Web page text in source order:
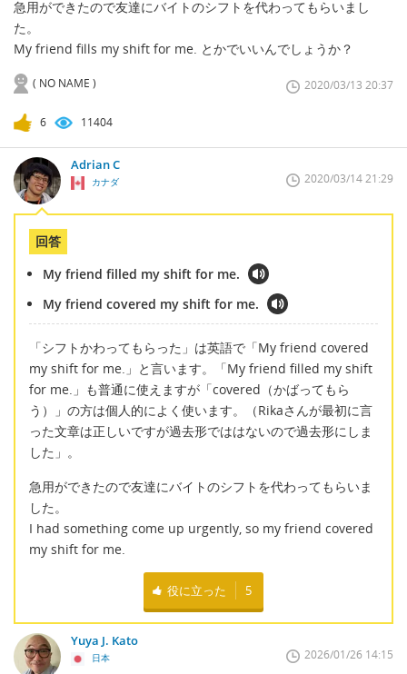
急用ができたので友達にバイトのシフトを代わってもらいまし
た。
My friend fills my shift for me. とかでいいんでしょうか？
( NO NAME ) 2020/03/13 20:37
6 11404
Adrian C
カナダ 2020/03/14 21:29
回答
My friend filled my shift for me.
My friend covered my shift for me.
「シフトかわってもらった」は英語で「My friend covered
my shift for me.」と言います。「My friend filled my shift
for me.」も普通に使えますが「covered（かばってもら
う）」の方は個人的によく使います。（Rikaさんが最初に言
った文章は正しいですが過去形でははないので過去形にしま
した」。
急用ができたので友達にバイトのシフトを代わってもらいま
した。
I had something come up urgently, so my friend covered
my shift for me.
役に立った 5
Yuya J. Kato
日本 2026/01/26 14:15